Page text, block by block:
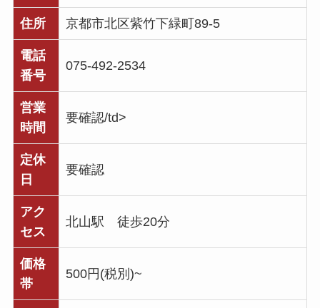
住所 京都市北区紫竹下緑町89-5
電話
番号
075-492-2534
営業
時間
要確認/td>
定休
日
要確認
アク
セス
北山駅 徒歩20分
価格
帯
500円(税別)~